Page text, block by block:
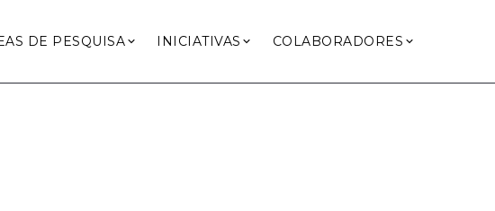
DE PESQUISA INICIATIVAS COLABORADORES